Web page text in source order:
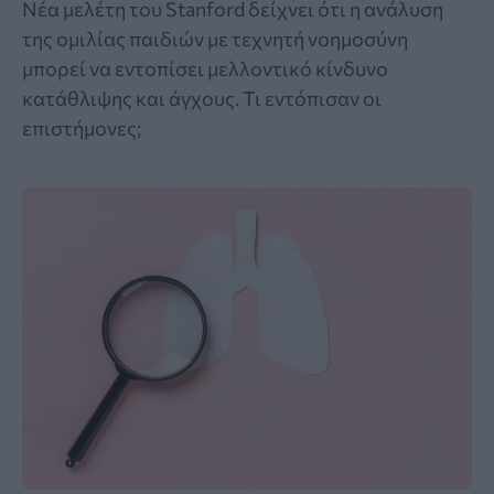
Νέα μελέτη του Stanford δείχνει ότι η ανάλυση
της ομιλίας παιδιών με τεχνητή νοημοσύνη
μπορεί να εντοπίσει μελλοντικό κίνδυνο
κατάθλιψης και άγχους. Τι εντόπισαν οι
επιστήμονες;